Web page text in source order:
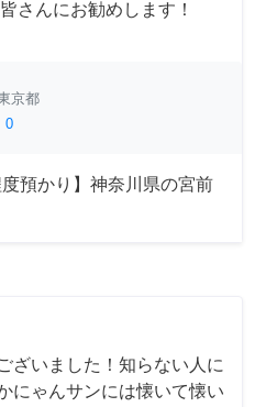
さんにお勧めします！
京都
0
度預かり】神奈川県の宮前
ざいました！知らない人に
にゃんサンには懐いて懐い